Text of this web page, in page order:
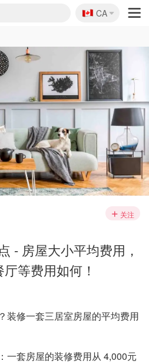
🇨🇦
CA
关注
- 房屋大小平均费用，
等费用如何！
装修一套三居室房屋的平均费用
一套房屋的装修费用从 4,000元